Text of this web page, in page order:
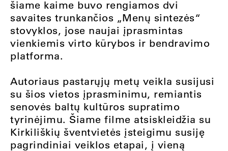
šiame kaime buvo rengiamos dvi
savaites trunkančios „Menų sintezės“
stovyklos, jose naujai įprasmintas
vienkiemis virto kūrybos ir bendravimo
platforma.
Autoriaus pastarųjų metų veikla susijusi
su šios vietos įprasminimu, remiantis
senovės baltų kultūros supratimo
tyrinėjimu. Šiame filme atsiskleidžia su
Kirkiliškių šventvietės įsteigimu susiję
pagrindiniai veiklos etapai, į vieną